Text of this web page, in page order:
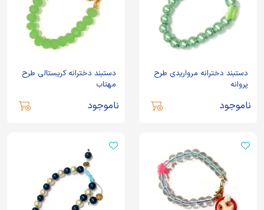
دستبند دخترانه مرواریدی طرح
پروانه
ناموجود
دستبند دخترانه کریستالی طرح
مهتاب
ناموجود